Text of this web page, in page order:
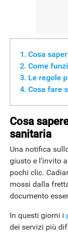
Cosa
Come
Le regole
Cosa fare
Cosa
sanitaria
Una notifica
giusto e l’invito
pochi clic.
mossi dalla
documento
In questi giorni i
dei servizi più